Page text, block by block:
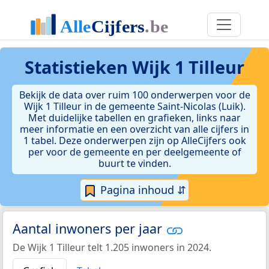
Statistieken Wijk 1 Tilleur
Bekijk de data over ruim 100 onderwerpen voor de
Wijk 1 Tilleur in de gemeente Saint-Nicolas (Luik).
Met duidelijke tabellen en grafieken, links naar
meer informatie en een overzicht van alle cijfers in
1 tabel. Deze onderwerpen zijn op AlleCijfers ook
per voor de gemeente en per deelgemeente of
buurt te vinden.
Pagina inhoud ⇵
Aantal inwoners per jaar
De Wijk 1 Tilleur telt 1.205 inwoners in 2024.